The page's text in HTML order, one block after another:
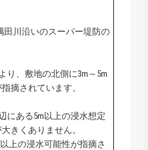
田川沿いのスーパー堤防の
り、敷地の北側に3m～5m
摘されています。
にある5m以上の浸水想定
きくありません。
上の浸水可能性が指摘さ